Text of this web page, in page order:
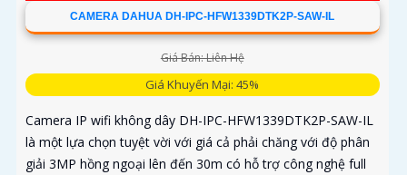
CAMERA DAHUA DH-IPC-HFW1339DTK2P-SAW-IL
Giá Bán: Liên Hệ
Giá Khuyến Mại: 45%
Camera IP wifi không dây DH-IPC-HFW1339DTK2P-SAW-IL
là một lựa chọn tuyệt vời với giá cả phải chăng với độ phân
giải 3MP hồng ngoại lên đến 30m có hỗ trợ công nghệ full